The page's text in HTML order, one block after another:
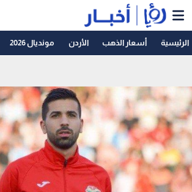
الرئيسية أسعار الذهب الأردن مونديال 2026